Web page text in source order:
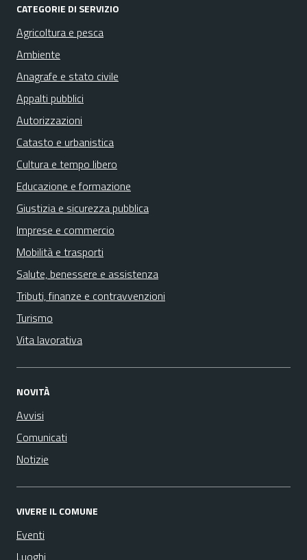
CATEGORIE DI SERVIZIO
Agricoltura e pesca
Ambiente
Anagrafe e stato civile
Appalti pubblici
Autorizzazioni
Catasto e urbanistica
Cultura e tempo libero
Educazione e formazione
Giustizia e sicurezza pubblica
Imprese e commercio
Mobilità e trasporti
Salute, benessere e assistenza
Tributi, finanze e contravvenzioni
Turismo
Vita lavorativa
NOVITÀ
Avvisi
Comunicati
Notizie
VIVERE IL COMUNE
Eventi
Luoghi